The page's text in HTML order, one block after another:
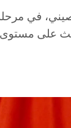
الشيوعي
على